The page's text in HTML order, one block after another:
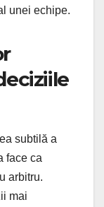
unei echipe.
subtilă a
face ca
arbitru.
mai